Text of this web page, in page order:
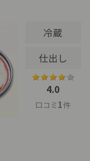
冷蔵
仕出し
4.0
口コミ1件